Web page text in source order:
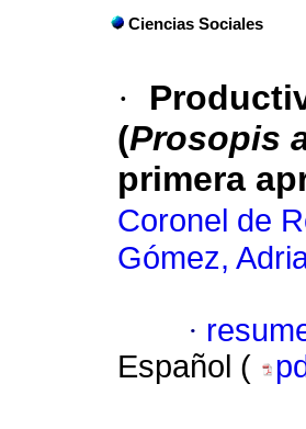
Ciencias Sociales
·
(Prosopis
primera
Coronel de
Gómez,
·
Español (